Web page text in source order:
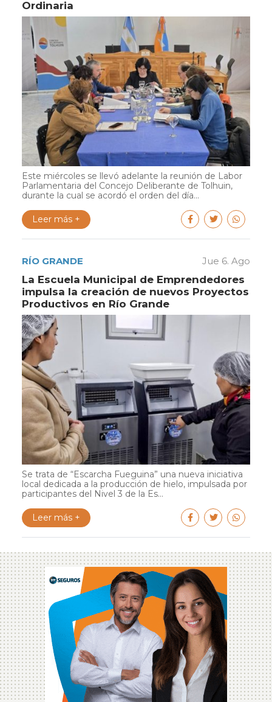
Ordinaria
Este miércoles se llevó adelante la reunión de Labor
Parlamentaria del Concejo Deliberante de Tolhuin,
durante la cual se acordó el orden del día...
Leer más +
RÍO GRANDE Jue 6. Ago
La Escuela Municipal de Emprendedores
impulsa la creación de nuevos Proyectos
Productivos en Río Grande
Se trata de “Escarcha Fueguina” una nueva iniciativa
local dedicada a la producción de hielo, impulsada por
participantes del Nivel 3 de la Es...
Leer más +